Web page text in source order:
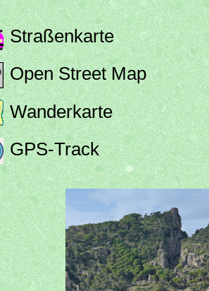
Straßenkarte
Open Street Map
Wanderkarte
GPS-Track